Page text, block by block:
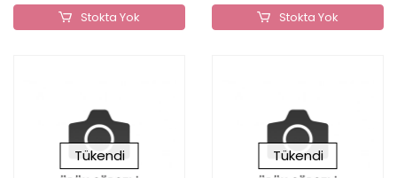
Stokta Yok Stokta Yok
Tükendi Tükendi